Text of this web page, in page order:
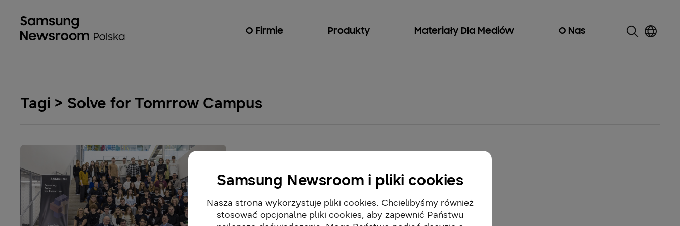
O Firmie Produkty Materiały Dla Mediów O Nas
Tagi > Solve for Tomrrow Campus
Samsung Newsroom i pliki cookies
Nasza strona wykorzystuje pliki cookies. Chcielibyśmy również
stosować opcjonalne pliki cookies, aby zapewnić Państwu